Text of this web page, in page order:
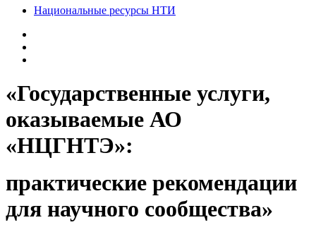
Национальные ресурсы НТИ
«Государственные услуги,
оказываемые АО
«НЦГНТЭ»:
практические рекомендации
для научного сообщества»